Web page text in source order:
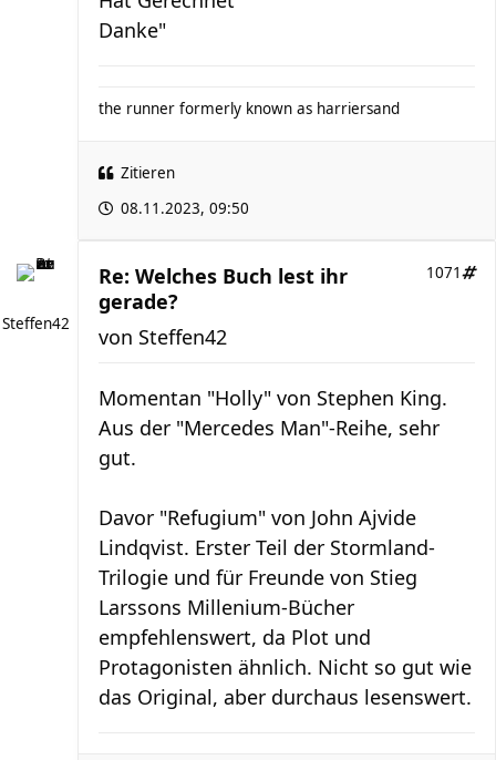
Danke"
the runner formerly known as harriersand
Zitieren
08.11.2023, 09:50
Steffen42
Re: Welches Buch lest ihr
gerade?
1071
von Steffen42
Momentan "Holly" von Stephen King.
Aus der "Mercedes Man"-Reihe, sehr
gut.
Davor "Refugium" von John Ajvide
Lindqvist. Erster Teil der Stormland-
Trilogie und für Freunde von Stieg
Larssons Millenium-Bücher
empfehlenswert, da Plot und
Protagonisten ähnlich. Nicht so gut wie
das Original, aber durchaus lesenswert.